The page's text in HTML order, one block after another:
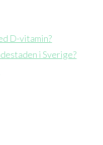
D-vitamin?
i Sverige?